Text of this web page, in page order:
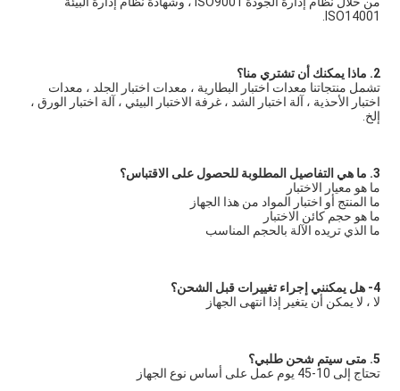
ISO14001.
2. ماذا يمكنك أن تشتري منا؟
إلخ.
3. ما هي التفاصيل المطلوبة للحصول على الاقتباس؟
ما هو معيار الاختبار
ما المنتج أو اختبار المواد من هذا الجهاز
ما هو حجم كائن الاختبار
ما الذي تريده الآلة بالحجم المناسب
4- هل يمكنني إجراء تغييرات قبل الشحن؟
لا ، لا يمكن أن يتغير إذا انتهى الجهاز
5. متى سيتم شحن طلبي؟
تحتاج إلى 10-45 يوم عمل على أساس نوع الجهاز